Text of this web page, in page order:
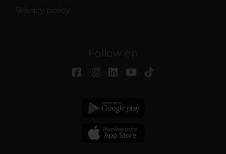
Privacy policy
Follow on